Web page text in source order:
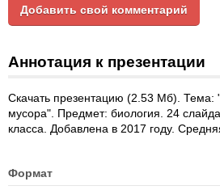
Добавить свой комментарий
Аннотация к презентации
Скачать презентацию (2.53 Мб). Тема:
мусора". Предмет: биология. 24
класса. Добавлена в 2017 году.
Формат